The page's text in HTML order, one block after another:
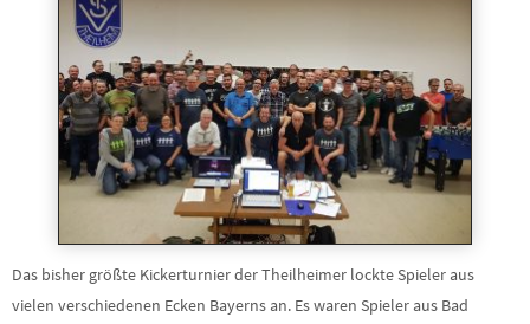
Das bisher größte Kickerturnier der Theilheimer lockte Spieler aus
vielen verschiedenen Ecken Bayerns an. Es waren Spieler aus Bad